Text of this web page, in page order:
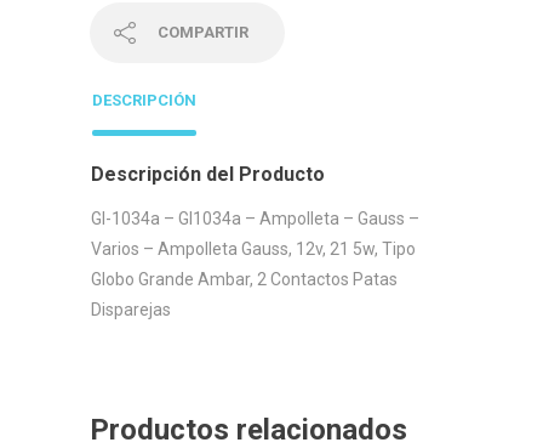
COMPARTIR
DESCRIPCIÓN
Descripción del Producto
Gl-1034a – Gl1034a – Ampolleta – Gauss –
Varios – Ampolleta Gauss, 12v, 21 5w, Tipo
Globo Grande Ambar, 2 Contactos Patas
Disparejas
Productos relacionados